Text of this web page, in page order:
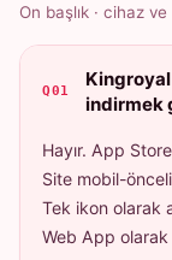
On başlık · cihaz
Q01
indirmek
Hayır. App
Site mobil-
Tek ikon olarak
Web App olarak